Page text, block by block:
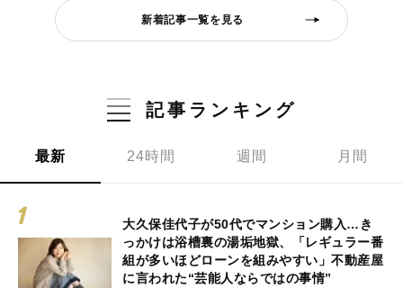
新着記事一覧を見る
記事ランキング
最新 24時間 週間 月間
大久保佳代子が50代でマンション購入…き
っかけは浴槽裏の湯垢地獄、「レギュラー番
組が多いほどローンを組みやすい」不動産屋
に言われた“芸能人ならではの事情”